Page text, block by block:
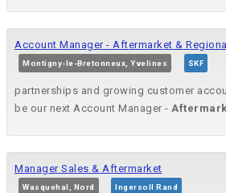
Account Manager - Aftermarket &
Montigny-le-Bretonneux, Yvelines SKF
partnerships and growing customer
be our next Account Manager -
Manager Sales & Aftermarket
Wasquehal, Nord Ingersoll Rand